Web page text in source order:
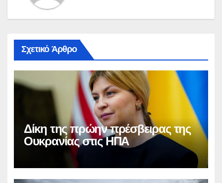
Σχετικό Άρθρο
Δίκη της πρώην πρέσβειρας της
Ουκρανίας στις ΗΠΑ